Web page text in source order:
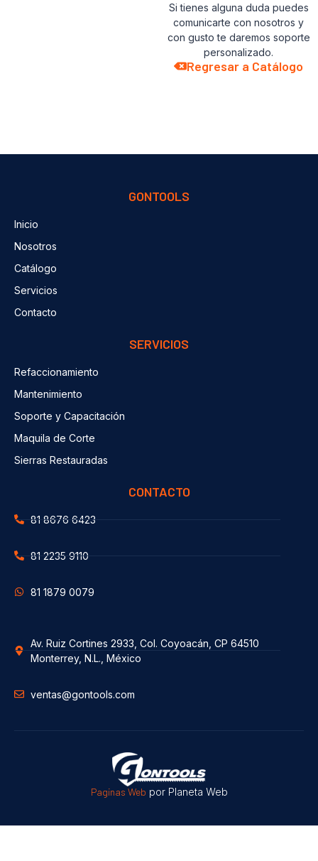
Si tienes alguna duda puedes
comunicarte con nosotros y
con gusto te daremos soporte
personalizado.
Regresar a Catálogo
GONTOOLS
Inicio
Nosotros
Catálogo
Servicios
Contacto
SERVICIOS
Refaccionamiento
Mantenimiento
Soporte y Capacitación
Maquila de Corte
Sierras Restauradas
CONTACTO
81 8676 6423
81 2235 9110
81 1879 0079
Av. Ruiz Cortines 2933, Col. Coyoacán, CP 64510
Monterrey, N.L., México
ventas@gontools.com
Paginas Web por Planeta Web